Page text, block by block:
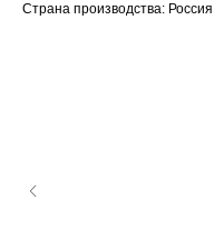
Страна производства: Россия